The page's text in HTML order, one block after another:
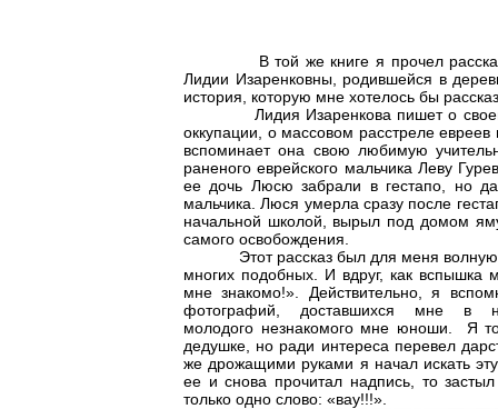
В той же книге я прочел рассказ
Лидии Изаренковны, родившейся в
история, которую мне хотелось бы
Лидия Изаренкова пишет о своем
оккупации, о массовом расстреле
вспоминает она свою любимую
раненого еврейского мальчика Леву
ее дочь Люсю забрали в гестапо, но
мальчика. Люся умерла сразу после
начальной школой, вырыл под домом
самого освобождения.
Этот рассказ был для меня
многих подобных. И вдруг, как
мне знакомо!». Действительно, я
фотографий, доставшихся мне в
молодого незнакомого мне юноши. Я
дедушке, но ради интереса перевел
же дрожащими руками я начал искать
ее и снова прочитал надпись, то
только одно слово: «вау!!!».